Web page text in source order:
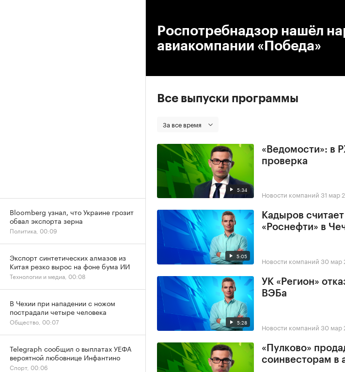
Роспотребнадзор нашёл
авиакомпании «Победа»
Все выпуски программы
За все время
5:34
«Ведомости»: в
проверка
Новости компаний 31 мар
5:05
Кадыров
«Роснефти» в
Новости компаний 30 мар
5:28
УК «Регион»
ВЭБа
Новости компаний 30 мар
«Пулково»
соинвесторам в
Bloomberg узнал, что Украине грозит
обвал экспорта зерна
Политика, 00:09
Экспорт синтетических алмазов из
Китая резко вырос на фоне бума ИИ
Технологии и медиа, 00:08
В Чехии при нападении с ножом
пострадали четыре человека
Общество, 00:07
Telegraph сообщил о выплатах УЕФА
вероятной любовнице Инфантино
Спорт, 00:06